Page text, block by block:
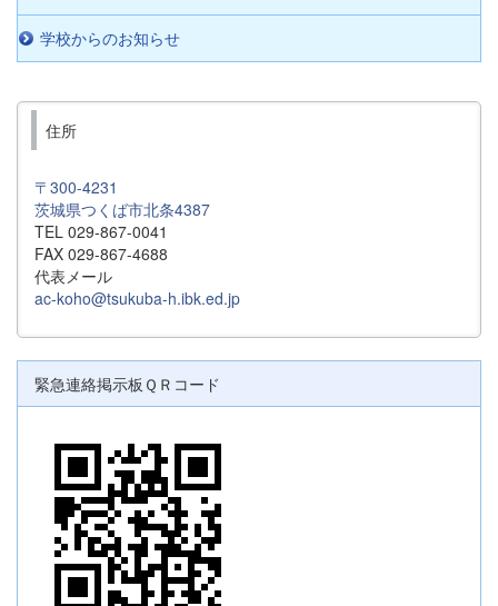
学校からのお知らせ
住所
〒300-4231
茨城県つくば市北条4387
TEL 029-867-0041
FAX 029-867-4688
代表メール
ac-koho@tsukuba-h.ibk.ed.jp
緊急連絡掲示板ＱＲコード